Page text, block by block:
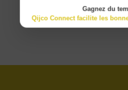
Gagnez du
Qijco Connect facilite les